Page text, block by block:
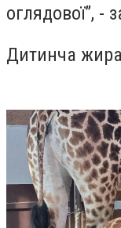
оглядової”, -
Дитинча